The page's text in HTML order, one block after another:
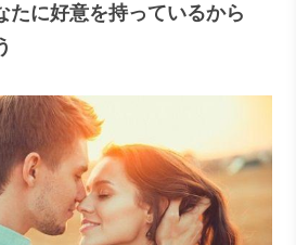
たに好意を持っているから